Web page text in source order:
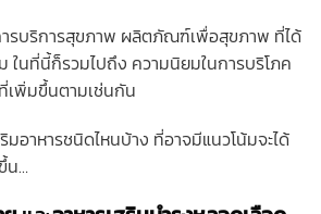
รบริการสุขภาพ ผลิตภัณฑ์เพื่อสุขภาพ ที่ได้
นที่นี้ก็รวมไปถึง ความนิยมในการบริโภค
เพิ่มขึ้นตามเช่นกัน
อาหารชนิดไหนบ้าง ที่อาจมีแนวโน้มจะได้
น…